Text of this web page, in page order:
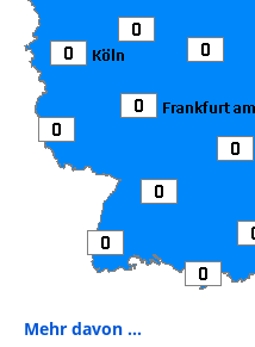
Mehr davon ...